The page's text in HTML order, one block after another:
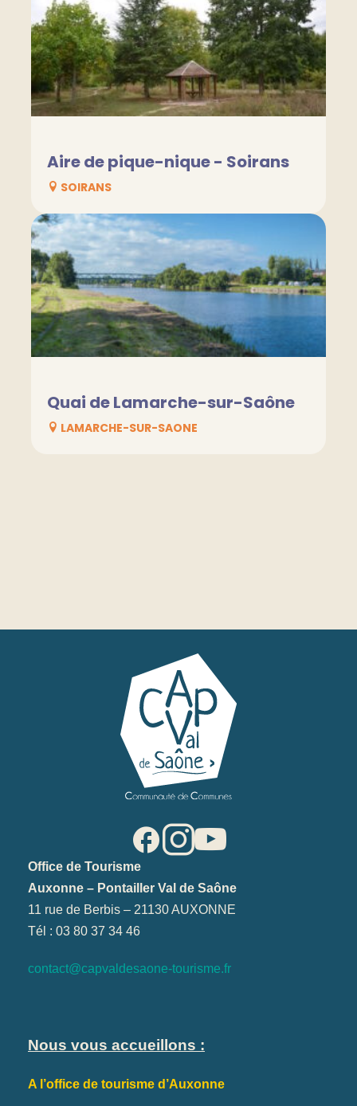
Aire de pique-nique - Soirans
SOIRANS
Quai de Lamarche-sur-Saône
LAMARCHE-SUR-SAONE
Office de Tourisme
Auxonne – Pontailler Val de Saône
11 rue de Berbis – 21130 AUXONNE
Tél : 03 80 37 34 46
contact@capvaldesaone-tourisme.fr
Nous vous accueillons :
A l’office de tourisme d’Auxonne